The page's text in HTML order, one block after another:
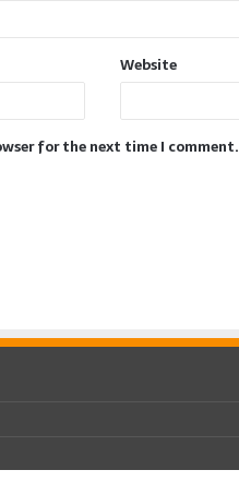
Website
for the next time I comment.